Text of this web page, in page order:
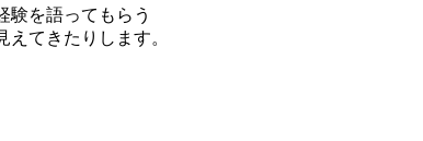
験を語ってもらう
てきたりします。